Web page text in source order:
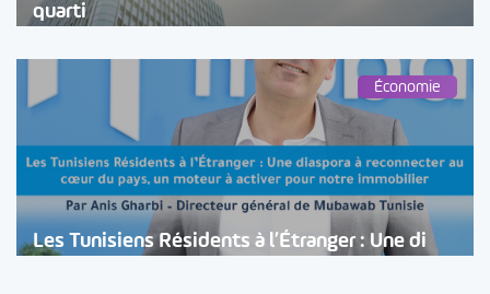
quarti
Économie
Les Tunisiens Résidents à l’Étranger : Une di